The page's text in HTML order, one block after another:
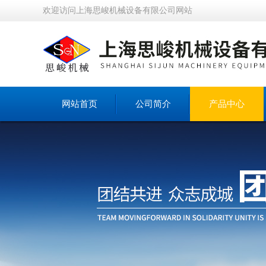
欢迎访问上海思峻机械设备有限公司网站
网站首页 公司简介 产品中心